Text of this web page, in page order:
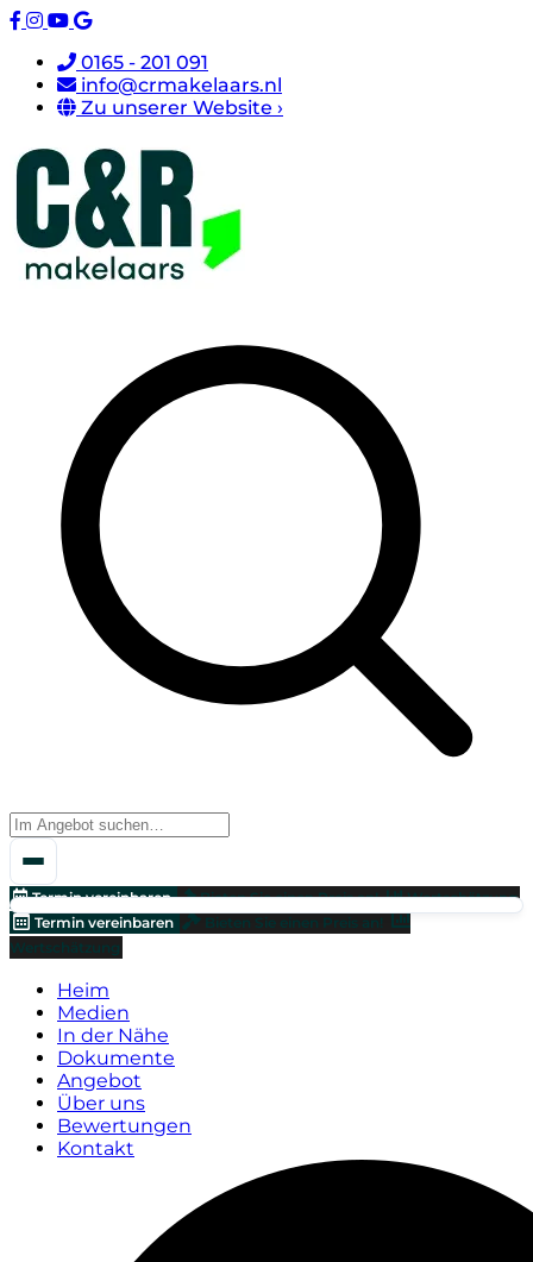
0165 - 201 091
info@crmakelaars.nl
Zu unserer Website ›
Termin vereinbaren Bieten Sie einen Preis an!
Wertschätzung
Termin vereinbaren
Bieten Sie einen Preis an!
Wertschätzung
Heim
Medien
In der Nähe
Dokumente
Angebot
Über uns
Bewertungen
Kontakt